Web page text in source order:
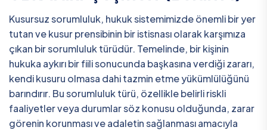
Kusursuz sorumluluk, hukuk sistemimizde önemli bir yer
tutan ve kusur prensibinin bir istisnası olarak karşımıza
çıkan bir sorumluluk türüdür. Temelinde, bir kişinin
hukuka aykırı bir fiili sonucunda başkasına verdiği zararı,
kendi kusuru olmasa dahi tazmin etme yükümlülüğünü
barındırır. Bu sorumluluk türü, özellikle belirli riskli
faaliyetler veya durumlar söz konusu olduğunda, zarar
görenin korunması ve adaletin sağlanması amacıyla